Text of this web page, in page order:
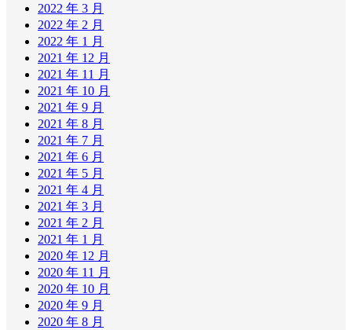
2022 年 3 月
2022 年 2 月
2022 年 1 月
2021 年 12 月
2021 年 11 月
2021 年 10 月
2021 年 9 月
2021 年 8 月
2021 年 7 月
2021 年 6 月
2021 年 5 月
2021 年 4 月
2021 年 3 月
2021 年 2 月
2021 年 1 月
2020 年 12 月
2020 年 11 月
2020 年 10 月
2020 年 9 月
2020 年 8 月